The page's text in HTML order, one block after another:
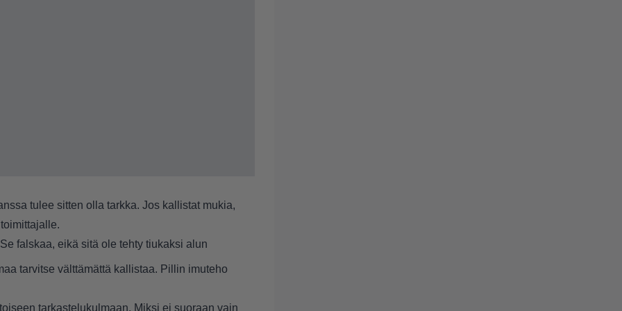
tulee sitten olla tarkka. Jos kallistat mukia,
falskaa, eikä sitä ole tehty tiukaksi alun
tarvitse välttämättä kallistaa. Pillin imuteho
tarkastelukulmaan. Miksi ei suoraan vain